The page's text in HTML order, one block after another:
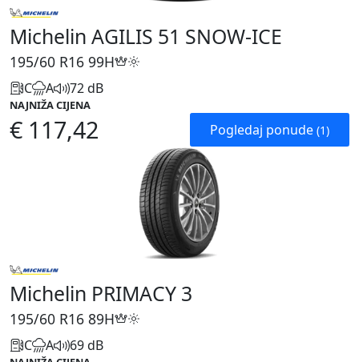
Michelin AGILIS 51 SNOW-ICE
195/60 R16 99H
C A 72 dB
NAJNIŽA CIJENA
€ 117,42 Pogledaj ponude (1)
Michelin PRIMACY 3
195/60 R16 89H
C A 69 dB